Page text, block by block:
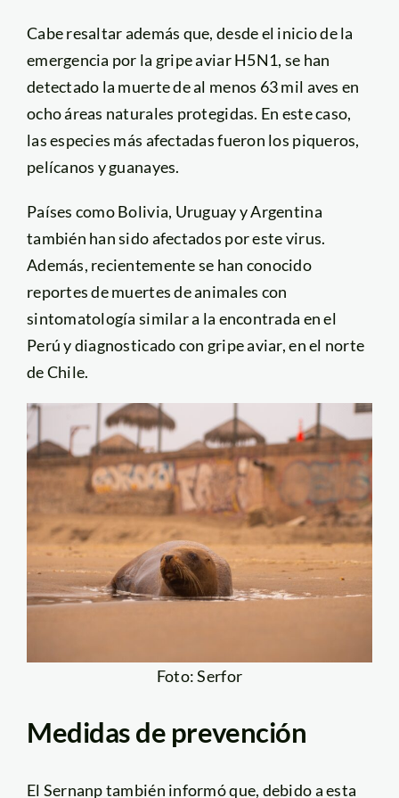
Cabe resaltar además que, desde el inicio de la
emergencia por la gripe aviar H5N1, se han
detectado la muerte de al menos 63 mil aves en
ocho áreas naturales protegidas. En este caso,
las especies más afectadas fueron los piqueros,
pelícanos y guanayes.
Países como Bolivia, Uruguay y Argentina
también han sido afectados por este virus.
Además, recientemente se han conocido
reportes de muertes de animales con
sintomatología similar a la encontrada en el
Perú y diagnosticado con gripe aviar, en el norte
de Chile.
Foto: Serfor
Medidas de prevención
El Sernanp también informó que, debido a esta